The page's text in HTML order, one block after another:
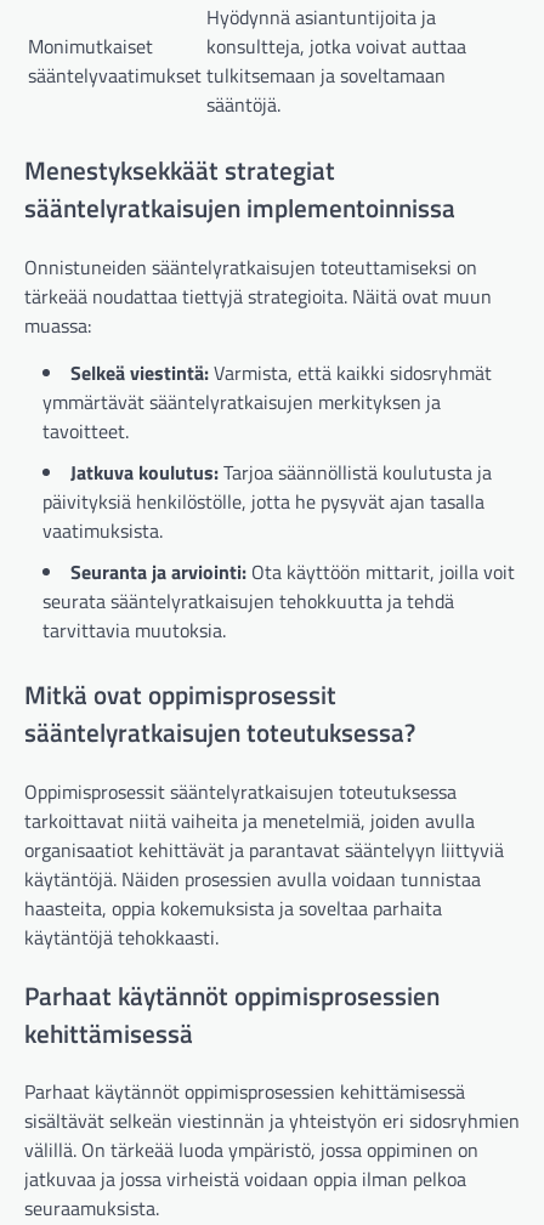
Monimutkaiset
sääntelyvaatimukset
Hyödynnä asiantuntijoita ja
konsultteja, jotka voivat auttaa
tulkitsemaan ja soveltamaan
sääntöjä.
Menestyksekkäät strategiat
sääntelyratkaisujen implementoinnissa
Onnistuneiden sääntelyratkaisujen toteuttamiseksi on
tärkeää noudattaa tiettyjä strategioita. Näitä ovat muun
muassa:
Selkeä viestintä:Varmista, että kaikki sidosryhmät
ymmärtävät sääntelyratkaisujen merkityksen ja
tavoitteet.
Jatkuva koulutus:Tarjoa säännöllistä koulutusta ja
päivityksiä henkilöstölle, jotta he pysyvät ajan tasalla
vaatimuksista.
Seuranta ja arviointi: Ota käyttöön mittarit, joilla voit
seurata sääntelyratkaisujen tehokkuutta ja tehdä
tarvittavia muutoksia.
Mitkä ovat oppimisprosessit
sääntelyratkaisujen toteutuksessa?
Oppimisprosessit sääntelyratkaisujen toteutuksessa
tarkoittavat niitä vaiheita ja menetelmiä, joiden avulla
organisaatiot kehittävät ja parantavat sääntelyyn liittyviä
käytäntöjä. Näiden prosessien avulla voidaan tunnistaa
haasteita, oppia kokemuksista ja soveltaa parhaita
käytäntöjä tehokkaasti.
Parhaat käytännöt oppimisprosessien
kehittämisessä
Parhaat käytännöt oppimisprosessien kehittämisessä
sisältävät selkeän viestinnän ja yhteistyön eri sidosryhmien
välillä. On tärkeää luoda ympäristö, jossa oppiminen on
jatkuvaa ja jossa virheistä voidaan oppia ilman pelkoa
seuraamuksista.